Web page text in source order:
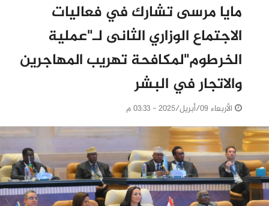
مايا مرسى تشارك في فعاليات
الاجتماع الوزاري الثانى لـ"عملية
الخرطوم"لمكافحة تهريب المهاجرين
والاتجار في البشر
الأربعاء 09/أبريل/2025 - 03:33 م